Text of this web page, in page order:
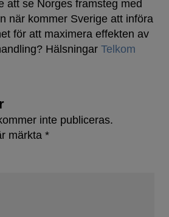
att se Norges framsteg med
när kommer Sverige att införa
för att maximera effekten av
Hälsningar Telkom
inte publiceras.
märkta *